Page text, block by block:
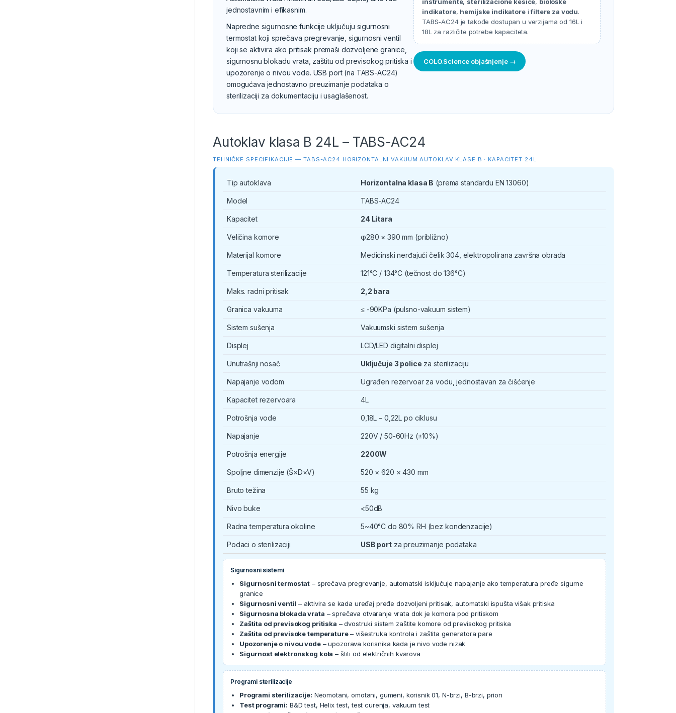
jednostavnim i efikasnim.
Napredne sigurnosne funkcije uključuju sigurnosni
termostat koji sprečava pregrevanje, sigurnosni ventil
koji se aktivira ako pritisak premaši dozvoljene granice,
sigurnosnu blokadu vrata, zaštitu od previsokog pritiska i
upozorenje o nivou vode. USB port (na TABS-AC24)
omogućava jednostavno preuzimanje podataka o
sterilizaciji za dokumentaciju i usaglašenost.
indikatore, hemijske indikatoreifiltere za vodu.
TABS-AC24 je takođe dostupan u verzijama od 16L i
18L za različite potrebe kapaciteta.
COLO.Science objašnjenje →
Autoklav klasa B 24L – TABS-AC24
TEHNIČKE SPECIFIKACIJE — TABS-AC24 HORIZONTALNI VAKUUM AUTOKLAV KLASE B · KAPACITET 24L
Tip autoklava Horizontalna klasa B (prema standardu EN 13060)
Model TABS-AC24
Kapacitet 24 Litara
Veličina komore φ280 × 390 mm (približno)
Materijal komore Medicinski nerđajući čelik 304, elektropolirana završna obrada
Temperatura sterilizacije 121°C / 134°C (tečnost do 136°C)
Maks. radni pritisak 2,2 bara
Granica vakuuma ≤ -90KPa (pulsno-vakuum sistem)
Sistem sušenja Vakuumski sistem sušenja
Displej LCD/LED digitalni displej
Unutrašnji nosač Uključuje 3 police za sterilizaciju
Napajanje vodom Ugrađen rezervoar za vodu, jednostavan za čišćenje
Kapacitet rezervoara 4L
Potrošnja vode 0,18L – 0,22L po ciklusu
Napajanje 220V / 50-60Hz (±10%)
Potrošnja energije 2200W
Spoljne dimenzije (Š×D×V) 520 × 620 × 430 mm
Bruto težina 55 kg
Nivo buke <50dB
Radna temperatura okoline 5~40°C do 80% RH (bez kondenzacije)
Podaci o sterilizaciji USB portza preuzimanje podataka
Sigurnosni sistemi
Sigurnosni termostat – sprečava pregrevanje, automatski isključuje napajanje ako temperatura pređe sigurne
granice
Sigurnosni ventil – aktivira se kada uređaj pređe dozvoljeni pritisak, automatski ispušta višak pritiska
Sigurnosna blokada vrata – sprečava otvaranje vrata dok je komora pod pritiskom
Zaštita od previsokog pritiska – dvostruki sistem zaštite komore od previsokog pritiska
Zaštita od previsoke temperature– višestruka kontrola i zaštita generatora pare
Upozorenje o nivou vode– upozorava korisnika kada je nivo vode nizak
Sigurnost elektronskog kola – štiti od električnih kvarova
Programi sterilizacije
Programi sterilizacije: Neomotani, omotani, gumeni, korisnik 01, N-brzi, B-brzi, prion
Test programi: B&D test, Helix test, test curenja, vakuum test